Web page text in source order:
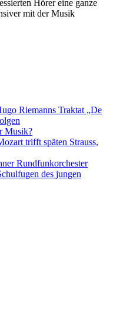
Hörer eine ganze
mit der Musik
Riemanns Traktat „De
Musik?
trifft späten Strauss,
Rundfunkorchester
des jungen